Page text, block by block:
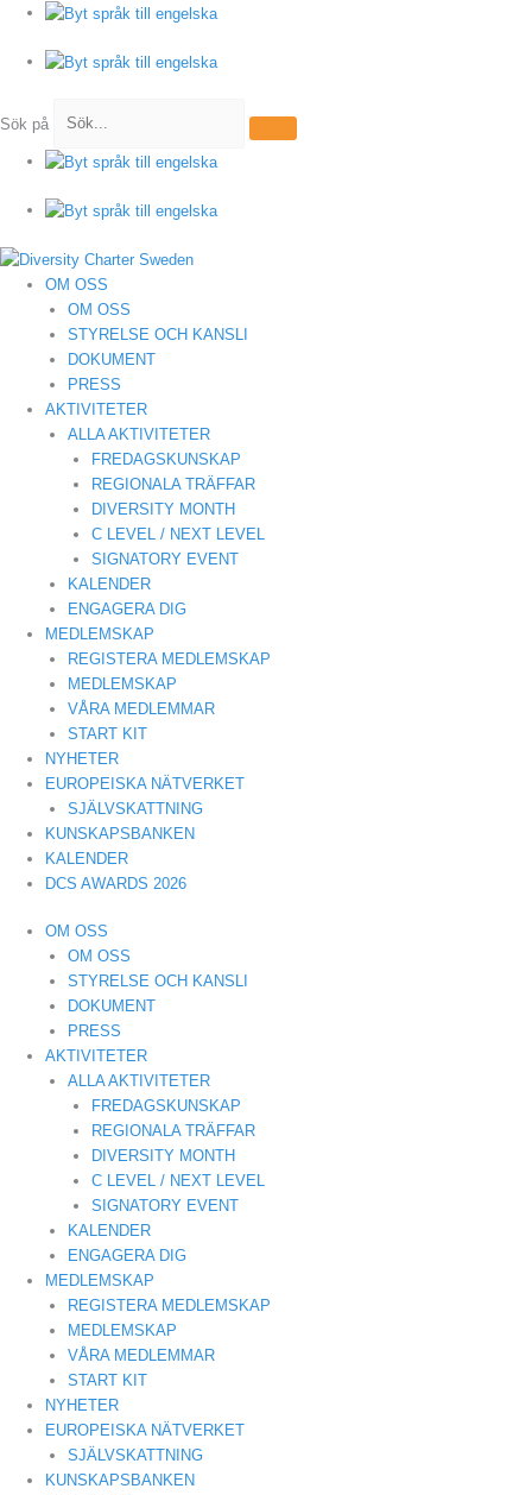
Hoppa
innehåll
Sök på
OM OSS
OM OSS
STYRELSE OCH KANSLI
DOKUMENT
PRESS
AKTIVITETER
ALLA AKTIVITETER
FREDAGSKUNSKAP
REGIONALA TRÄFFAR
DIVERSITY MONTH
C LEVEL / NEXT LEVEL
SIGNATORY EVENT
KALENDER
ENGAGERA DIG
MEDLEMSKAP
REGISTERA MEDLEMSKAP
MEDLEMSKAP
VÅRA MEDLEMMAR
START KIT
NYHETER
EUROPEISKA NÄTVERKET
SJÄLVSKATTNING
KUNSKAPSBANKEN
KALENDER
DCS AWARDS 2026
OM OSS
OM OSS
STYRELSE OCH KANSLI
DOKUMENT
PRESS
AKTIVITETER
ALLA AKTIVITETER
FREDAGSKUNSKAP
REGIONALA TRÄFFAR
DIVERSITY MONTH
C LEVEL / NEXT LEVEL
SIGNATORY EVENT
KALENDER
ENGAGERA DIG
MEDLEMSKAP
REGISTERA MEDLEMSKAP
MEDLEMSKAP
VÅRA MEDLEMMAR
START KIT
NYHETER
EUROPEISKA NÄTVERKET
SJÄLVSKATTNING
KUNSKAPSBANKEN